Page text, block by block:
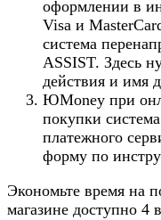
оформлении в
Visa и
система
ASSIST. Здесь
действия и имя
ЮMoney при
покупки
платежного
форму по
Экономьте время на
магазине доступно 4